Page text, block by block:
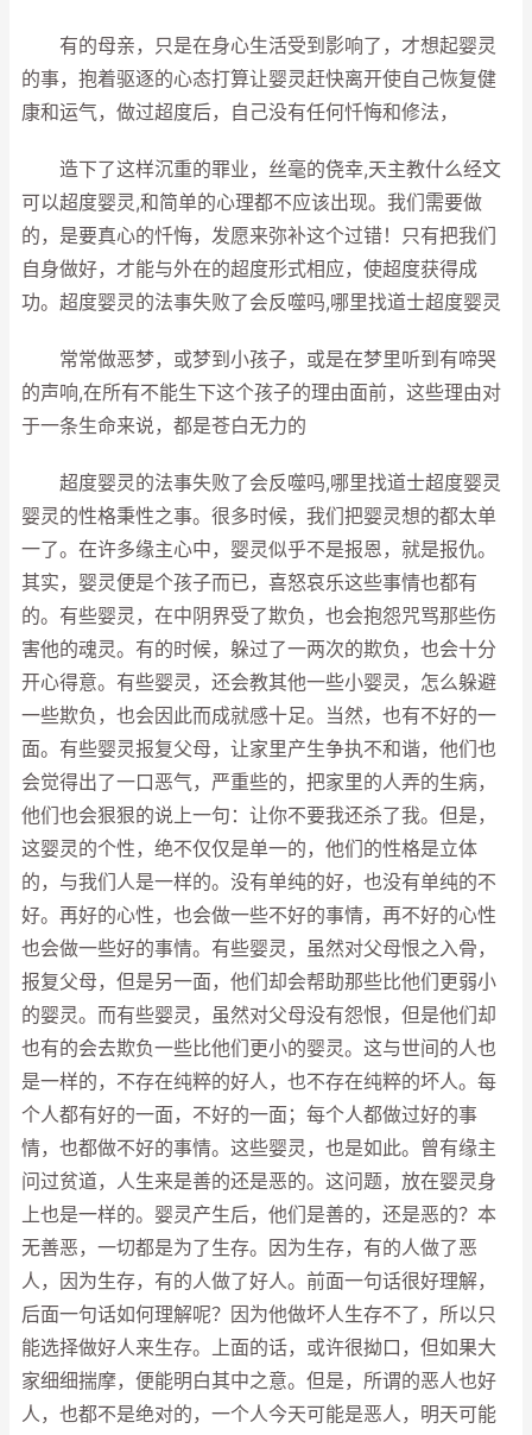
有的母亲，只是在身心生活受到影响了，才想起婴灵
的事，抱着驱逐的心态打算让婴灵赶快离开使自己恢复健
康和运气，做过超度后，自己没有任何忏悔和修法，
造下了这样沉重的罪业，丝毫的侥幸,天主教什么经文
可以超度婴灵,和简单的心理都不应该出现。我们需要做
的，是要真心的忏悔，发愿来弥补这个过错！只有把我们
自身做好，才能与外在的超度形式相应，使超度获得成
功。超度婴灵的法事失败了会反噬吗,哪里找道士超度婴灵
常常做恶梦，或梦到小孩子，或是在梦里听到有啼哭
的声响,在所有不能生下这个孩子的理由面前，这些理由对
于一条生命来说，都是苍白无力的
超度婴灵的法事失败了会反噬吗,哪里找道士超度婴灵
婴灵的性格秉性之事。很多时候，我们把婴灵想的都太单
一了。在许多缘主心中，婴灵似乎不是报恩，就是报仇。
其实，婴灵便是个孩子而已，喜怒哀乐这些事情也都有
的。有些婴灵，在中阴界受了欺负，也会抱怨咒骂那些伤
害他的魂灵。有的时候，躲过了一两次的欺负，也会十分
开心得意。有些婴灵，还会教其他一些小婴灵，怎么躲避
一些欺负，也会因此而成就感十足。当然，也有不好的一
面。有些婴灵报复父母，让家里产生争执不和谐，他们也
会觉得出了一口恶气，严重些的，把家里的人弄的生病，
他们也会狠狠的说上一句：让你不要我还杀了我。但是，
这婴灵的个性，绝不仅仅是单一的，他们的性格是立体
的，与我们人是一样的。没有单纯的好，也没有单纯的不
好。再好的心性，也会做一些不好的事情，再不好的心性
也会做一些好的事情。有些婴灵，虽然对父母恨之入骨，
报复父母，但是另一面，他们却会帮助那些比他们更弱小
的婴灵。而有些婴灵，虽然对父母没有怨恨，但是他们却
也有的会去欺负一些比他们更小的婴灵。这与世间的人也
是一样的，不存在纯粹的好人，也不存在纯粹的坏人。每
个人都有好的一面，不好的一面；每个人都做过好的事
情，也都做不好的事情。这些婴灵，也是如此。曾有缘主
问过贫道，人生来是善的还是恶的。这问题，放在婴灵身
上也是一样的。婴灵产生后，他们是善的，还是恶的？本
无善恶，一切都是为了生存。因为生存，有的人做了恶
人，因为生存，有的人做了好人。前面一句话很好理解，
后面一句话如何理解呢？因为他做坏人生存不了，所以只
能选择做好人来生存。上面的话，或许很拗口，但如果大
家细细揣摩，便能明白其中之意。但是，所谓的恶人也好
人，也都不是绝对的，一个人今天可能是恶人，明天可能